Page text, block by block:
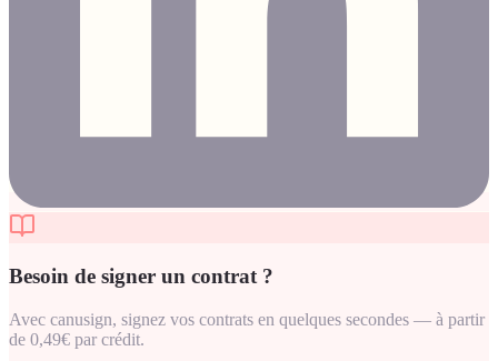
Besoin de signer un contrat ?
Avec canusign, signez vos contrats en quelques secondes — à partir
de 0,49€ par crédit.